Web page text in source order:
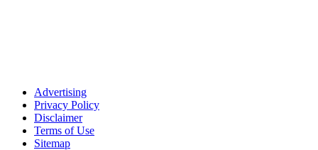
Advertising
Privacy Policy
Disclaimer
Terms of Use
Sitemap